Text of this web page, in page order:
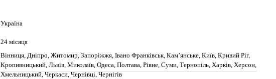
Україна
24 місяця
Вінниця, Дніпро, Житомир, Запоріжжя, Івано Франківськ, Кам’янське, Київ, Кривий Ріг,
Кропивницький, Львів, Миколаїв, Одеса, Полтава, Рівне, Суми, Тернопіль, Харків, Херсон,
Хмельницький, Черкаси, Чернівці, Чернігів